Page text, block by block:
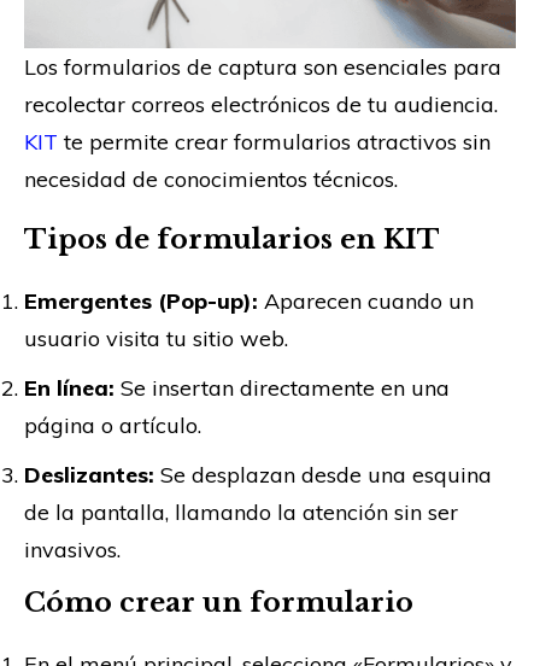
Los formularios de captura son esenciales para
recolectar correos electrónicos de tu audiencia.
KIT te permite crear formularios atractivos sin
necesidad de conocimientos técnicos.
Tipos de formularios en KIT
Emergentes (Pop-up): Aparecen cuando un
usuario visita tu sitio web.
En línea: Se insertan directamente en una
página o artículo.
Deslizantes: Se desplazan desde una esquina
de la pantalla, llamando la atención sin ser
invasivos.
Cómo crear un formulario